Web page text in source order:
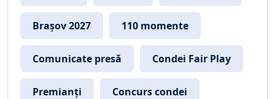
Brașov 2027 110 momente
Comunicate presă Condei Fair Play
Premianți Concurs condei